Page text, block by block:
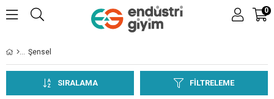
0
Şensel
FILTRELEME
SIRALAMA